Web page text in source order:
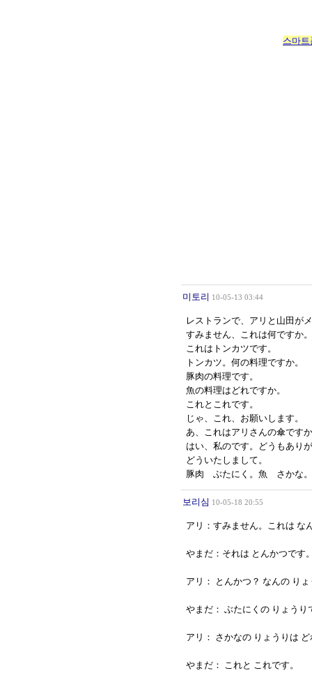
스마
미토리 10-05-13 03:44
レストランで、アリと山田が
すみません、これは何ですか。
これはトンカツです。
トンカツ。何の料理ですか。
豚肉の料理です。
魚の料理はどれですか。
これとこれです。
じゃ、これ、お願いします。
あ、これはアリさんの傘です
はい、私のです。どうもあり
どういたしまして。
豚肉 ぶたにく。魚 さかな。
보리심 10-05-18 20:55
アリ：すみません。これは な
やまだ：それは とんかつです
アリ： とんかつ？ なんの り
やまだ： ぶたにくの りょうり
アリ： さかなの りょうりは
やまだ： これと これです。